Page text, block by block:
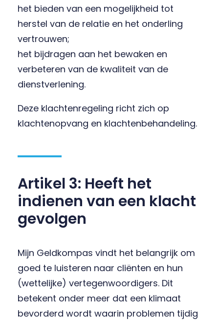
het bieden van een mogelijkheid tot
herstel van de relatie en het onderling
vertrouwen;
het bijdragen aan het bewaken en
verbeteren van de kwaliteit van de
dienstverlening.
Deze klachtenregeling richt zich op
klachtenopvang en klachtenbehandeling.
Artikel 3: Heeft het
indienen van een klacht
gevolgen
Mijn Geldkompas vindt het belangrijk om
goed te luisteren naar cliënten en hun
(wettelijke) vertegenwoordigers. Dit
betekent onder meer dat een klimaat
bevorderd wordt waarin problemen tijdig